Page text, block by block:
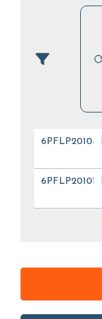
6PFLP20104
6PFLP20101